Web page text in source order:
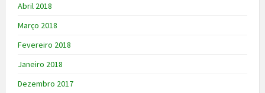
Abril 2018
Março 2018
Fevereiro 2018
Janeiro 2018
Dezembro 2017